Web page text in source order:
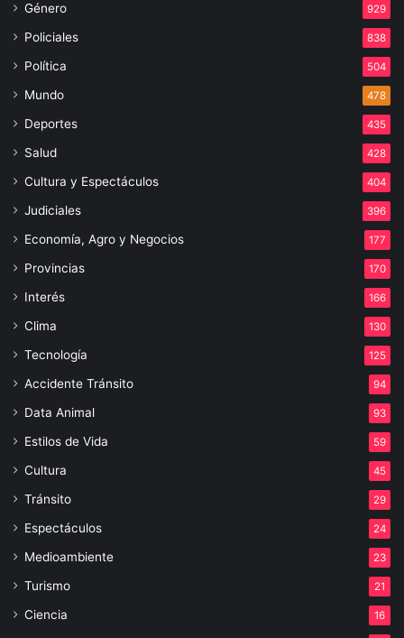
Género 929
Policiales 838
Política 504
Mundo 478
Deportes 435
Salud 428
Cultura y Espectáculos 404
Judiciales 396
Economía, Agro y Negocios 177
Provincias 170
Interés 166
Clima 130
Tecnología 125
Accidente Tránsito 94
Data Animal 93
Estilos de Vida 59
Cultura 45
Tránsito 29
Espectáculos 24
Medioambiente 23
Turismo 21
Ciencia 16